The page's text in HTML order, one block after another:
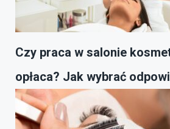
Czy praca w salonie
opłaca? Jak wybrać